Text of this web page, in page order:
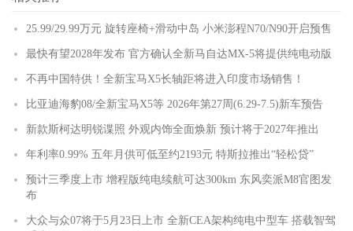
25.99/29.99万元 旋转座椅+滑动中岛 小米澎程N70/N90开启预售
最快有望2028年发布 官方确认全新马自达MX-5将提供纯电动版
不再中国特供！全新宝马X5长轴距将进入印度市场销售！
比亚迪海豹08/全新宝马X5等 2026年第27周(6.29-7.5)新车预告
新款斯柯达明锐谍照 外观内饰全面焕新 预计将于2027年推出
年利率0.99% 五年月供可低至约2193元 特斯拉推出“轻松贷”
预计三季度上市 增程版纯电续航可达300km 东风奕派M8官图发
布
大众与众07将于5月23日上市 全新CEA架构纯电中型车 搭载智驾